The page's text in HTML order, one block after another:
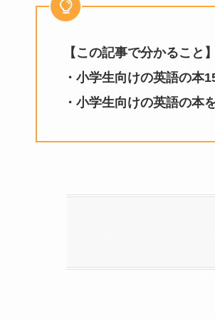
【この記事で分かること】
・小学生向けの英語の本
・小学生向けの英語の本